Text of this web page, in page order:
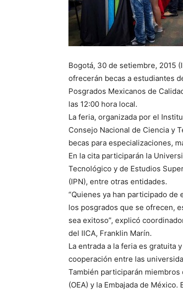
Bogotá, 30 de setiembre, 2015
ofrecerán becas a estudiantes
Posgrados Mexicanos de
las 12:00 hora local.
La feria, organizada por el
Consejo Nacional de Ciencia y
becas para especializaciones,
En la cita participarán la
Tecnológico y de Estudios
(IPN), entre otras entidades.
“Quienes ya han participado de
los posgrados que se ofrecen,
sea exitoso”, explicó
del IICA, Franklin Marín.
La entrada a la feria es gratuita
cooperación entre las
También participarán miembros
(OEA) y la Embajada de